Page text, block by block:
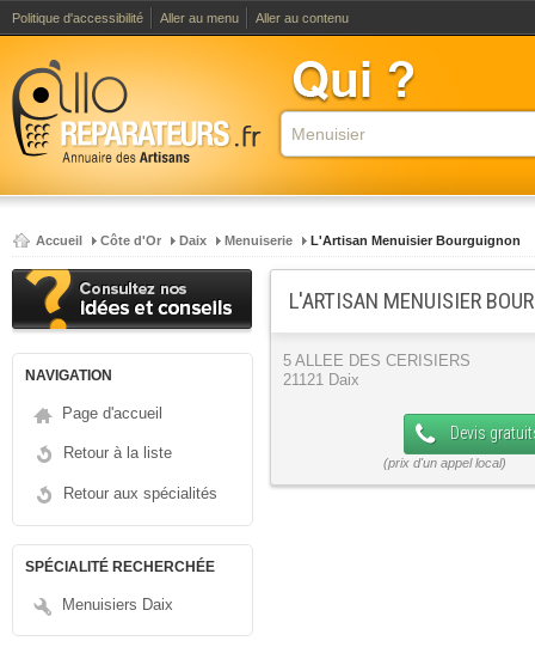
Politique d'accessibilité Aller au menu Aller au contenu
Accueil Côte d'Or Daix Menuiserie L'Artisan Menuisier Bourguignon
NAVIGATION
Page d'accueil
Retour à la liste
Retour aux spécialités
SPÉCIALITÉ RECHERCHÉE
Menuisiers Daix
L'ARTISAN MENUISIER
5 ALLEE DES CERISIERS
21121 Daix
Devis